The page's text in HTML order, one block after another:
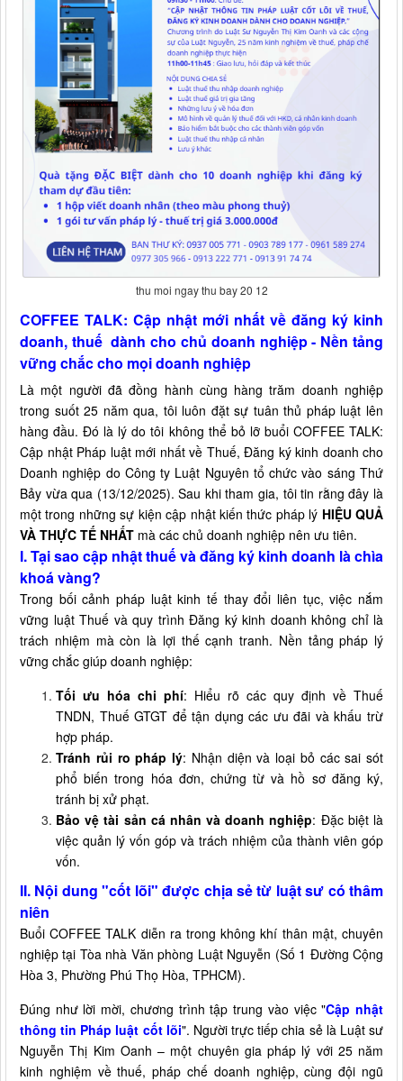
thu moi ngay thu bay 20 12
COFFEE TALK: Cập nhật mới nhất về đăng ký kinh
doanh, thuế dành cho chủ doanh nghiệp - Nền tảng
vững chắc cho mọi doanh nghiệp
Là một người đã đồng hành cùng hàng trăm doanh nghiệp
trong suốt 25 năm qua, tôi luôn đặt sự tuân thủ pháp luật lên
hàng đầu. Đó là lý do tôi không thể bỏ lỡ buổi COFFEE TALK:
Cập nhật Pháp luật mới nhất về Thuế, Đăng ký kinh doanh cho
Doanh nghiệp do Công ty Luật Nguyên tổ chức vào sáng Thứ
Bảy vừa qua (13/12/2025). Sau khi tham gia, tôi tin rằng đây là
một trong những sự kiện cập nhật kiến thức pháp lý HIỆU QUẢ
VÀ THỰC TẾ NHẤT mà các chủ doanh nghiệp nên ưu tiên.
I. Tại sao cập nhật thuế và đăng ký kinh doanh là chìa
khoá vàng?
Trong bối cảnh pháp luật kinh tế thay đổi liên tục, việc nắm
vững luật Thuế và quy trình Đăng ký kinh doanh không chỉ là
trách nhiệm mà còn là lợi thế cạnh tranh. Nền tảng pháp lý
vững chắc giúp doanh nghiệp:
Tối ưu hóa chi phí: Hiểu rõ các quy định về Thuế
TNDN, Thuế GTGT để tận dụng các ưu đãi và khấu trừ
hợp pháp.
Tránh rủi ro pháp lý: Nhận diện và loại bỏ các sai sót
phổ biến trong hóa đơn, chứng từ và hồ sơ đăng ký,
tránh bị xử phạt.
Bảo vệ tài sản cá nhân và doanh nghiệp: Đặc biệt là
việc quản lý vốn góp và trách nhiệm của thành viên góp
vốn.
II. Nội dung "cốt lõi" được chịa sẻ từ luật sư có thâm
niên
Buổi COFFEE TALK diễn ra trong không khí thân mật, chuyên
nghiệp tại Tòa nhà Văn phòng Luật Nguyễn (Số 1 Đường Cộng
Hòa 3, Phường Phú Thọ Hòa, TPHCM).
Đúng như lời mời, chương trình tập trung vào việc "Cập nhật
thông tin Pháp luật cốt lõi". Người trực tiếp chia sẻ là Luật sư
Nguyễn Thị Kim Oanh – một chuyên gia pháp lý với 25 năm
kinh nghiệm về thuế, pháp chế doanh nghiệp, cùng đội ngũ